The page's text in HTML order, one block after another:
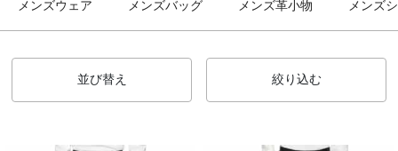
メンズウェア メンズバッグ メンズ革小物 メンズ
並び替え 絞り込む